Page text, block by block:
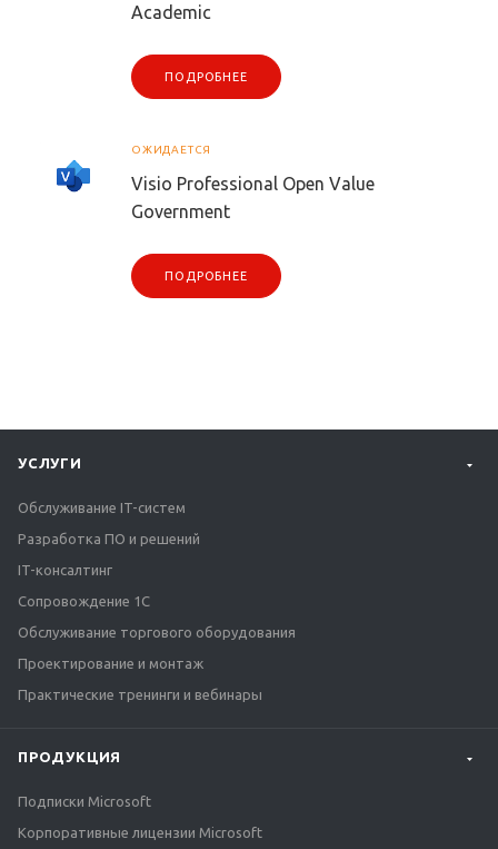
Academic
ПОДРОБНЕЕ
ОЖИДАЕТСЯ
Visio Professional Open Value
Government
ПОДРОБНЕЕ
УСЛУГИ
Обслуживание IT-систем
Разработка ПО и решений
IT-консалтинг
Сопровождение 1С
Обслуживание торгового оборудования
Проектирование и монтаж
Практические тренинги и вебинары
ПРОДУКЦИЯ
Подписки Microsoft
Корпоративные лицензии Microsoft